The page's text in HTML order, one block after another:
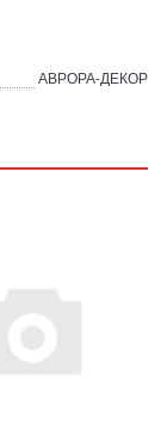
АВРОРА-ДЕКОР